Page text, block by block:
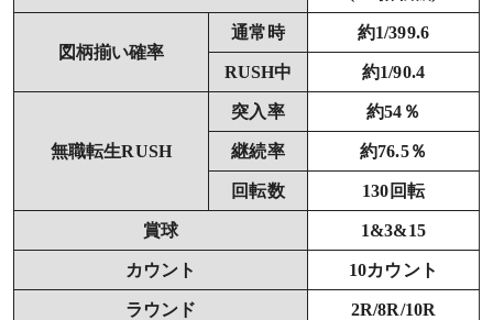
図柄揃い確率
通常時 約1/399.6
RUSH中 約1/90.4
無職転生RUSH
突入率 約54％
継続率 約76.5％
回転数 130回転
賞球 1&3&15
カウント 10カウント
ラウンド 2R/8R/10R